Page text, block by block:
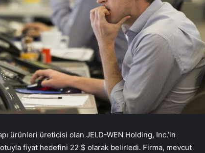
ürünleri üreticisi olan JELD-WEN Holding, Inc.’in
fiyat hedefini 22 $ olarak belirledi. Firma, mevcut